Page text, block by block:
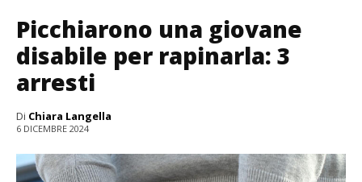
Picchiarono una giovane
disabile per rapinarla: 3
arresti
Di Chiara Langella
6 DICEMBRE 2024